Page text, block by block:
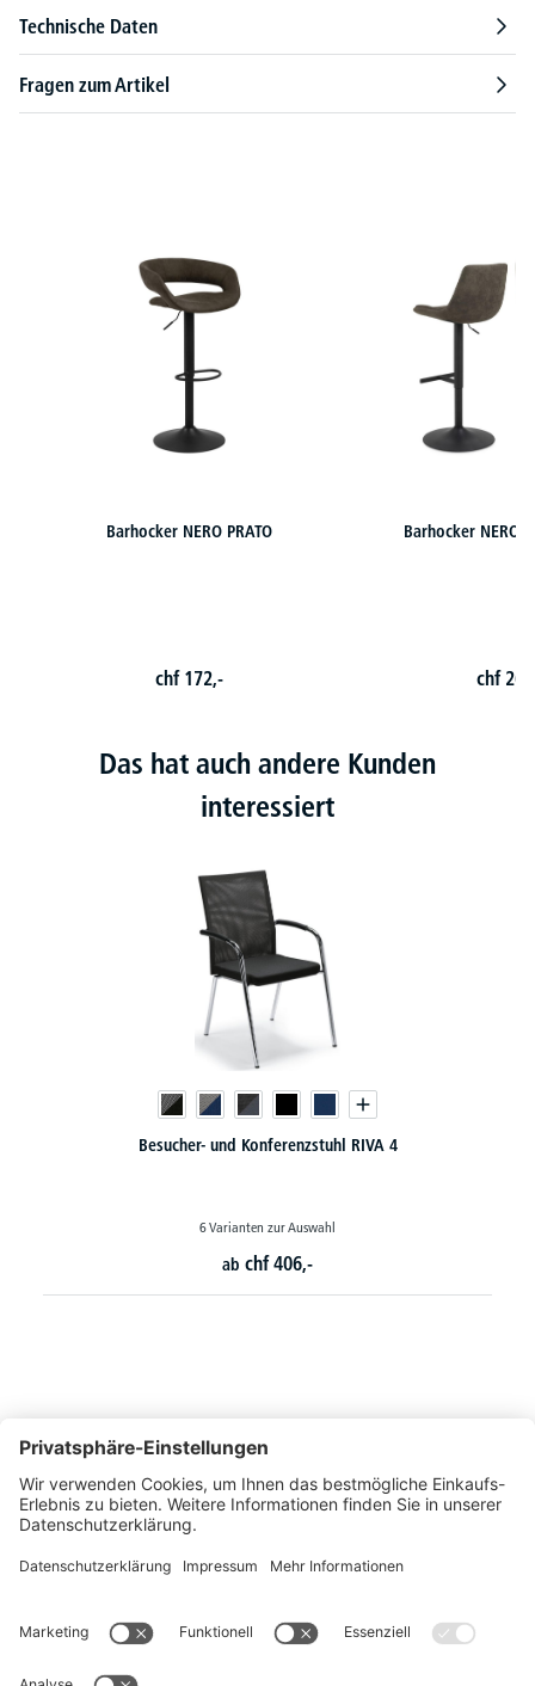
Technische Daten
Fragen zum Artikel
Barhocker NERO PRATO
chf 172,-
Barhocker NERO
chf
Das hat auch andere Kunden
interessiert
Besucherstuhl FLORA II - Echt-/Kunstleder-Bezug
4 Varianten zur Auswahl
ab
Montags bis Freitags von 08:30 - 17:00 Uhr
+41 44 240 / 11 55
+41 44 240 / 11 57
info@office-trade.ch